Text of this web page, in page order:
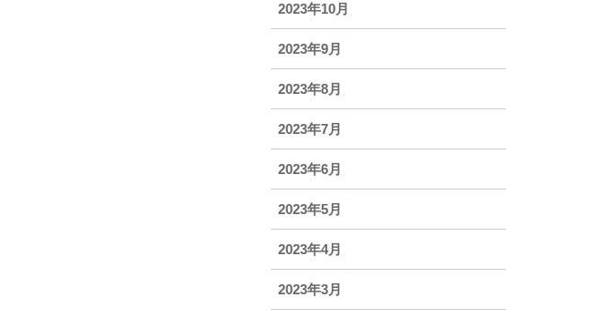
2023年10月
2023年9月
2023年8月
2023年7月
2023年6月
2023年5月
2023年4月
2023年3月